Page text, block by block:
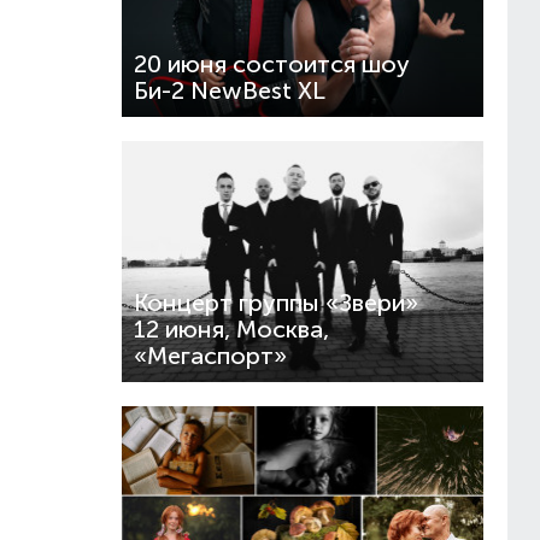
20 июня состоится шоу
Би-2 NewBest XL
Концерт группы «Звери»
12 июня, Москва,
«Мегаспорт»